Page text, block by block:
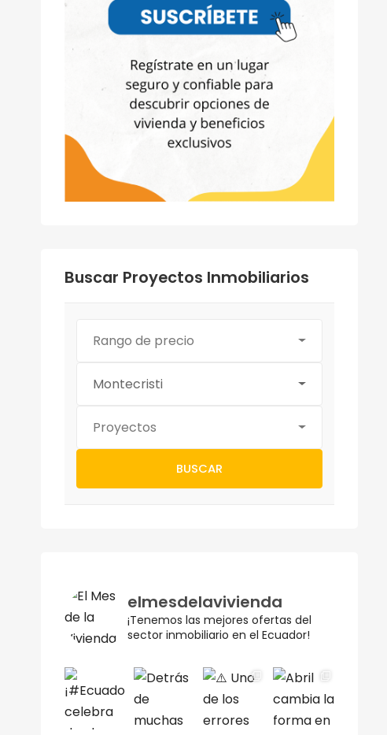
Buscar Proyectos Inmobiliarios
Rango de precio
Montecristi
Proyectos
BUSCAR
elmesdelavivienda
¡Tenemos las mejores ofertas del
sector inmobiliario en el Ecuador!